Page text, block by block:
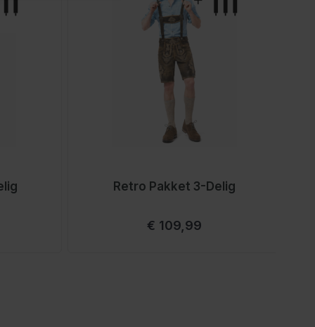
Retro Pakket 3-Delig
Vanaf
€ 109,99